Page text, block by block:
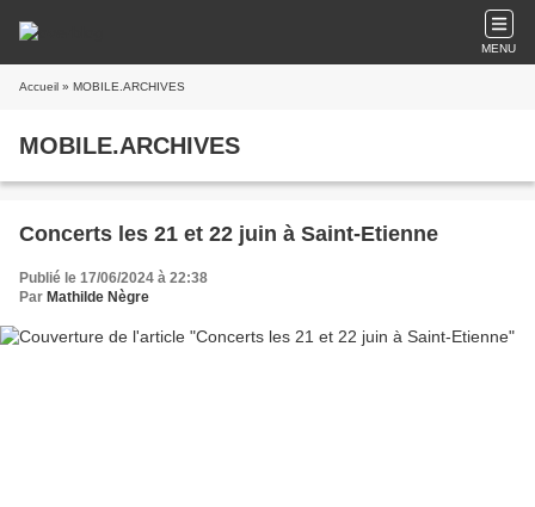
MENU
Accueil » MOBILE.ARCHIVES
MOBILE.ARCHIVES
Concerts les 21 et 22 juin à Saint-Etienne
Publié le 17/06/2024 à 22:38
Par Mathilde Nègre